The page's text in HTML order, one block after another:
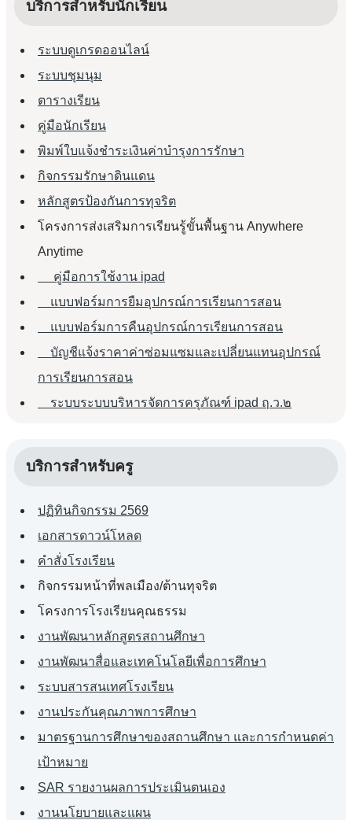
บริการสำหรับนักเรียน
ระบบดูเกรดออนไลน์
ระบบชุมนุม
ตารางเรียน
คู่มือนักเรียน
พิมพ์ใบแจ้งชำระเงินค่าบำรุงการรักษา
กิจกรรมรักษาดินแดน
หลักสูตรป้องกันการทุจริต
โครงการส่งเสริมการเรียนรู้ขั้นพื้นฐาน Anywhere
Anytime
คู่มือการใช้งาน ipad
แบบฟอร์มการยืมอุปกรณ์การเรียนการสอน
แบบฟอร์มการคืนอุปกรณ์การเรียนการสอน
บัญชีแจ้งราคาค่าซ่อมแซมและเปลี่ยนแทนอุปกรณ์
การเรียนการสอน
ระบบระบบบริหารจัดการครุภัณฑ์ ipad ฤ.ว.๒
บริการสำหรับครู
ปฏิทินกิจกรรม 2569
เอกสารดาวน์โหลด
คำสั่งโรงเรียน
กิจกรรมหน้าที่พลเมือง/ต้านทุจริต
โครงการโรงเรียนคุณธรรม
งานพัฒนาหลักสูตรสถานศึกษา
งานพัฒนาสื่อและเทคโนโลยีเพื่อการศึกษา
ระบบสารสนเทศโรงเรียน
งานประกันคุณภาพการศึกษา
มาตรฐานการศึกษาของสถานศึกษา และการกำหนดค่า
เป้าหมาย
SAR รายงานผลการประเมินตนเอง
งานนโยบายและแผน